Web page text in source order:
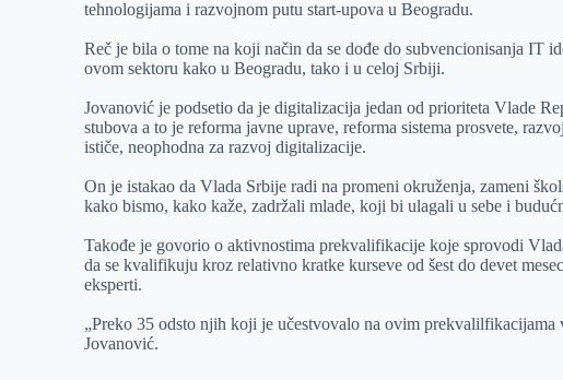
tehnologijama i razvojnom putu start-upova u Beogradu.
Reč je bila o tome na koji način da se dođe do subvencionisanja IT
ovom sektoru kako u Beogradu, tako i u celoj Srbiji.
Jovanović je podsetio da je digitalizacija jedan od prioriteta Vlade
stubova a to je reforma javne uprave, reforma sistema prosvete,
ističe, neophodna za razvoj digitalizacije.
On je istakao da Vlada Srbije radi na promeni okruženja, zameni
kako bismo, kako kaže, zadržali mlade, koji bi ulagali u sebe i
Takođe je govorio o aktivnostima prekvalifikacije koje sprovodi
da se kvalifikuju kroz relativno kratke kurseve od šest do devet
eksperti.
„Preko 35 odsto njih koji je učestvovalo na ovim prekvalilfikacijama
Jovanović.